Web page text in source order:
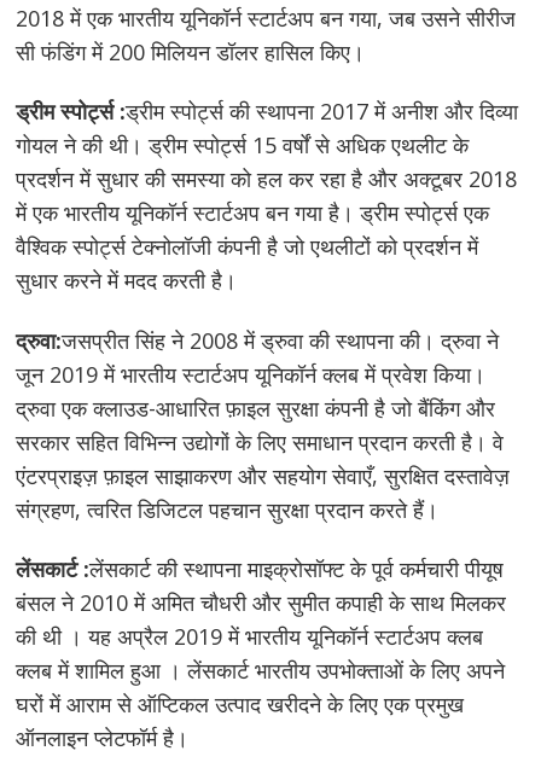
2018 में एक भारतीय यूनिकॉर्न स्टार्टअप बन गया, जब उसने सीरीज
सी फंडिंग में 200 मिलियन डॉलर हासिल किए।
ड्रीम स्पोर्ट्स :ड्रीम स्पोर्ट्स की स्थापना 2017 में अनीश और दिव्या
गोयल ने की थी। ड्रीम स्पोर्ट्स 15 वर्षों से अधिक एथलीट के
प्रदर्शन में सुधार की समस्या को हल कर रहा है और अक्टूबर 2018
में एक भारतीय यूनिकॉर्न स्टार्टअप बन गया है। ड्रीम स्पोर्ट्स एक
वैश्विक स्पोर्ट्स टेक्नोलॉजी कंपनी है जो एथलीटों को प्रदर्शन में
सुधार करने में मदद करती है।
द्रुवा:जसप्रीत सिंह ने 2008 में ड्रुवा की स्थापना की। द्रुवा ने
जून 2019 में भारतीय स्टार्टअप यूनिकॉर्न क्लब में प्रवेश किया।
द्रुवा एक क्लाउड-आधारित फ़ाइल सुरक्षा कंपनी है जो बैंकिंग और
सरकार सहित विभिन्न उद्योगों के लिए समाधान प्रदान करती है। वे
एंटरप्राइज़ फ़ाइल साझाकरण और सहयोग सेवाएँ, सुरक्षित दस्तावेज़
संग्रहण, त्वरित डिजिटल पहचान सुरक्षा प्रदान करते हैं।
लेंसकार्ट :लेंसकार्ट की स्थापना माइक्रोसॉफ्ट के पूर्व कर्मचारी पीयूष
बंसल ने 2010 में अमित चौधरी और सुमीत कपाही के साथ मिलकर
की थी । यह अप्रैल 2019 में भारतीय यूनिकॉर्न स्टार्टअप क्लब
क्लब में शामिल हुआ । लेंसकार्ट भारतीय उपभोक्ताओं के लिए अपने
घरों में आराम से ऑप्टिकल उत्पाद खरीदने के लिए एक प्रमुख
ऑनलाइन प्लेटफॉर्म है।